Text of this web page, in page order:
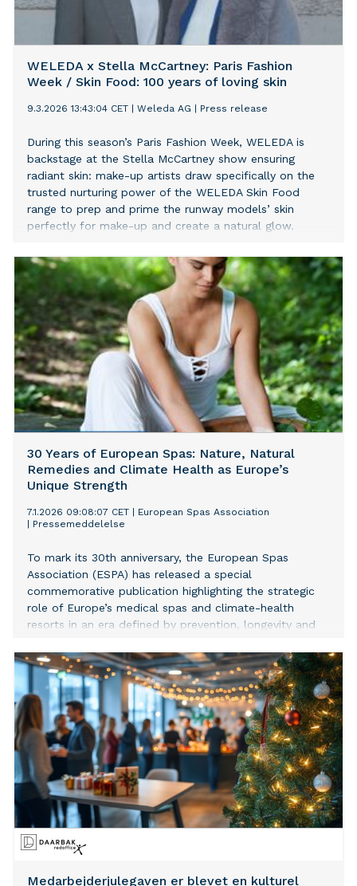
WELEDA x Stella McCartney: Paris Fashion
Week / Skin Food: 100 years of loving skin
9.3.2026 13:43:04 CET Weleda AG Press release
During this season’s Paris Fashion Week, WELEDA is
backstage at the Stella McCartney show ensuring
radiant skin: make-up artists draw specifically on the
trusted nurturing power of the WELEDA Skin Food
range to prep and prime the runway models’ skin
perfectly for make-up and create a natural glow.
30 Years of European Spas: Nature, Natural
Remedies and Climate Health as Europe’s
Unique Strength
7.1.2026 09:08:07 CET
European Spas Association
Pressemeddelelse
To mark its 30th anniversary, the European Spas
Association (ESPA) has released a special
commemorative publication highlighting the strategic
role of Europe’s medical spas and climate-health
resorts in an era defined by prevention, longevity and
Medarbejderjulegaven er blevet en kulturel